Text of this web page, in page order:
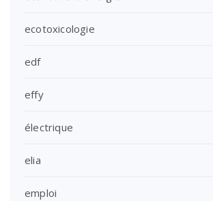
ecotoxicologie
edf
effy
électrique
elia
emploi